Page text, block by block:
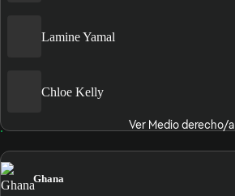
Lamine Yamal
Chloe Kelly
Ver Medio derecho/a
Ghana